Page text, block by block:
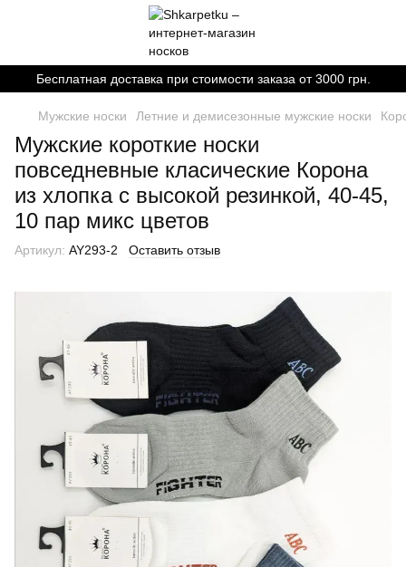
Бесплатная доставка при стоимости заказа от 3000 грн.
Мужские носки Летние и демисезонные мужские носки
Мужские короткие носки
повседневные класические Корона
из хлопка с высокой резинкой, 40-45,
10 пар микс цветов
Артикул: AY293-2 Оставить отзыв